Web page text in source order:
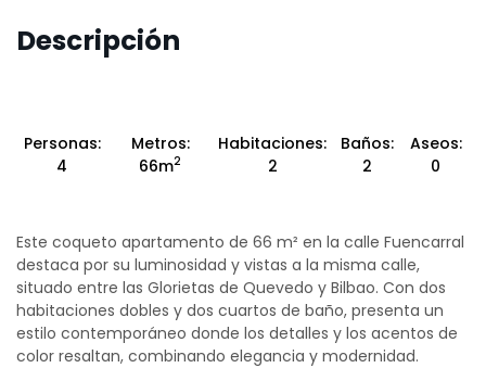
Descripción
Personas:
4
Metros:
66m2
Habitaciones:
2
Baños:
2
Aseos:
0
Este coqueto apartamento de 66 m² en la calle Fuencarral
destaca por su luminosidad y vistas a la misma calle,
situado entre las Glorietas de Quevedo y Bilbao. Con dos
habitaciones dobles y dos cuartos de baño, presenta un
estilo contemporáneo donde los detalles y los acentos de
color resaltan, combinando elegancia y modernidad.